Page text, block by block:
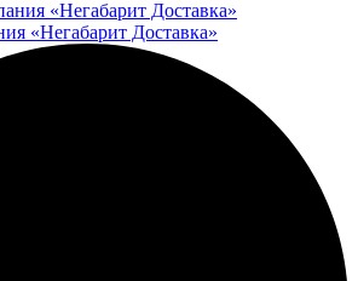
«Негабарит Доставка»